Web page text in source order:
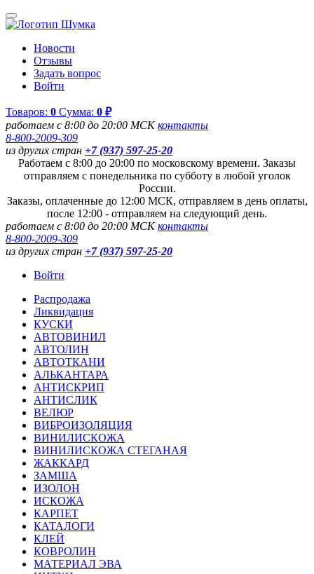
Новости
Отзывы
Задать вопрос
Войти
Товаров: 0 Сумма: 0 ₽
работаем с 8:00 до 20:00 МСКконтакты
8-800-2009-309
из других стран +7 (937) 597-25-20
Работаем с 8:00 до 20:00 по московскому времени. Заказы
отправляем с понедельника по субботу в любой уголок
России.
Заказы, оплаченные до 12:00 МСК, отправляем в день оплаты,
после 12:00 - отправляем на следующий день.
работаем с 8:00 до 20:00 МСКконтакты
8-800-2009-309
из других стран +7 (937) 597-25-20
Войти
Распродажа
Ликвидация
КУСКИ
АВТОВИНИЛ
АВТОЛИН
АВТОТКАНИ
АЛЬКАНТАРА
АНТИСКРИП
АНТИСЛИК
ВЕЛЮР
ВИБРОИЗОЛЯЦИЯ
ВИНИЛИСКОЖА
ВИНИЛИСКОЖА СТЕГАНАЯ
ЖАККАРД
ЗАМША
ИЗОЛОН
ИСКОЖА
КАРПЕТ
КАТАЛОГИ
КЛЕЙ
КОВРОЛИН
МАТЕРИАЛ ЭВА